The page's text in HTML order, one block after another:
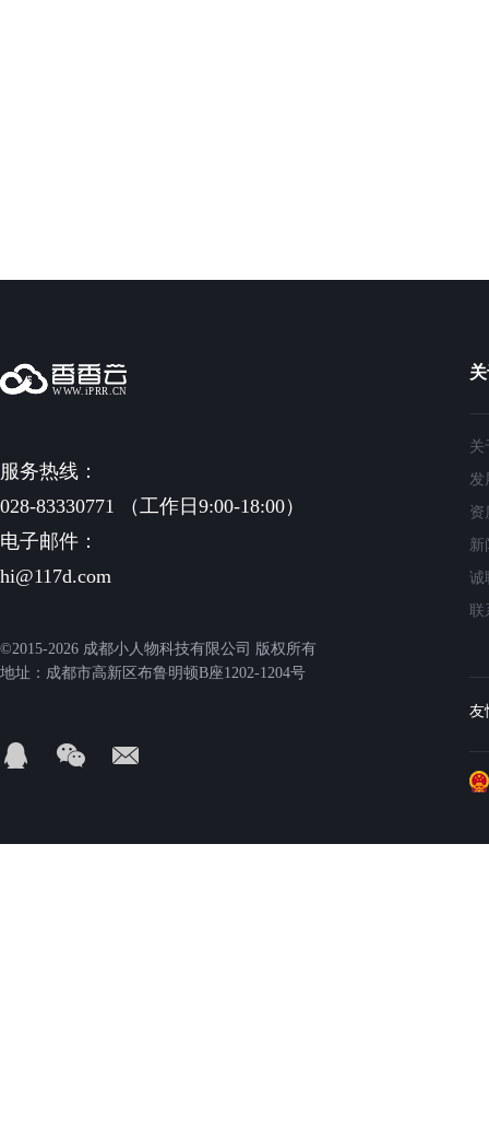
服务热线：
028-83330771 （工作日9:00-18:00）
电子邮件：
hi@117d.com
©2015-2026 成都小人物科技有限公司 版权所有
地址：成都市高新区布鲁明顿B座1202-1204号
关
发
资
新
诚
联